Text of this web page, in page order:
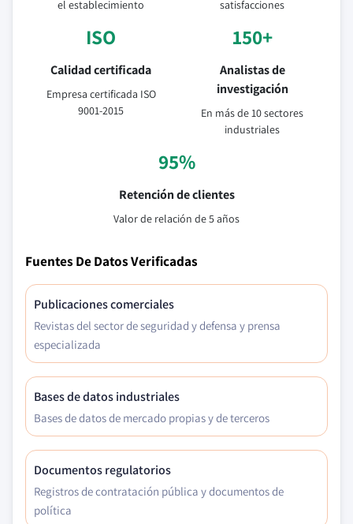
el establecimiento satisfacciones
ISO
Calidad certificada
Empresa certificada ISO
9001-2015
150+
Analistas de
investigación
En más de 10 sectores
industriales
95%
Retención de clientes
Valor de relación de 5 años
Fuentes De Datos Verificadas
Publicaciones comerciales
Revistas del sector de seguridad y defensa y prensa
especializada
Bases de datos industriales
Bases de datos de mercado propias y de terceros
Documentos regulatorios
Registros de contratación pública y documentos de
política